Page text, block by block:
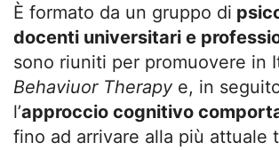
È formato da un gruppo di
docenti universitari e
sono riuniti per promuovere in
Behaviuor Therapye, in
l’approccio cognitivo
fino ad arrivare alla più attuale